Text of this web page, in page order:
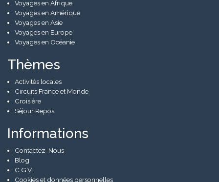
Voyages en Afrique
Voyages en Amérique
Voyages en Asie
Voyages en Europe
Voyages en Océanie
Thèmes
Activités locales
Circuits France et Monde
Croisière
Séjour Repos
Informations
Contactez-Nous
Blog
C.G.V.
Cookies et données personnelles